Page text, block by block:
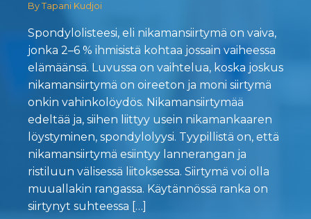
By Tapani Kudjoi
Spondylolisteesi, eli nikamansiirtymä on vaiva,
jonka 2–6 % ihmisistä kohtaa jossain vaiheessa
elämäänsä. Luvussa on vaihtelua, koska joskus
nikamansiirtymä on oireeton ja moni siirtymä
onkin vahinkolöydös. Nikamansiirtymää
edeltää ja, siihen liittyy usein nikamankaaren
löystyminen, spondylolyysi. Tyypillistä on, että
nikamansiirtymä esiintyy lannerangan ja
ristiluun välisessä liitoksessa. Siirtymä voi olla
muuallakin rangassa. Käytännössä ranka on
siirtynyt suhteessa […]